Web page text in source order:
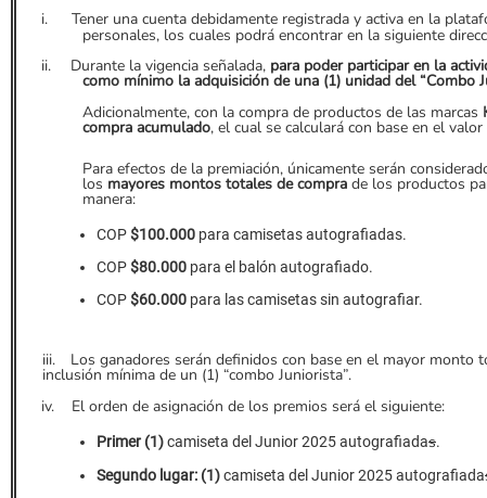
i. Tener una cuenta debidamente registrada y activa en la
personales, los cuales podrá encontrar en la siguiente
ii.
Durante la vigencia señalada, para poder participar en la
como mínimo la adquisición de una (1) unidad del “Combo
Adicionalmente, con la compra de productos de las marcas
compra acumulado, el cual se calculará con base en el
Para efectos de la premiación, únicamente serán
los mayores montos totales de compra de los productos
manera:
COP$100.000 para camisetas autografiadas.
COP$80.000 para el balón autografiado.
COP$60.000 para las camisetas sin autografiar.
iii. Los ganadores serán definidos con base en el mayor monto
inclusión mínima de un (1) “combo Juniorista”.
iv.
El orden de asignación de los premios será el siguiente:
Primer (1)camiseta del Junior 2025 autografiadas.
Segundo lugar: (1)camiseta del Junior 2025 autografiada